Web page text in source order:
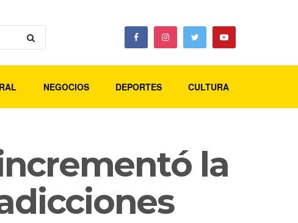
NEGOCIOS DEPORTES CULTURA
la